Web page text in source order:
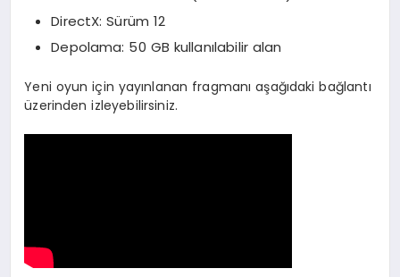
DirectX: Sürüm 12
Depolama: 50 GB kullanılabilir alan
Yeni oyun için yayınlanan fragmanı aşağıdaki bağlantı
üzerinden izleyebilirsiniz.